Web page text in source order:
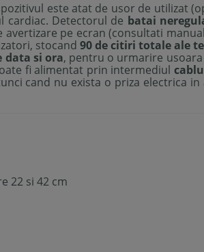
este atat de usor de utilizat
cardiac. Detectorul de batai
pe ecran (consultati
stocand 90 de citiri totale ale
data si ora, pentru o urmarire
fi alimentat prin intermediul
cand nu exista o priza electrica
22 si 42 cm